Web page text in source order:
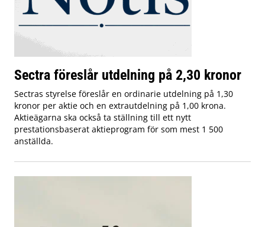
Sectra föreslår utdelning på 2,30 kronor
Sectras styrelse föreslår en ordinarie utdelning på 1,30
kronor per aktie och en extrautdelning på 1,00 krona.
Aktieägarna ska också ta ställning till ett nytt
prestationsbaserat aktieprogram för som mest 1 500
anställda.